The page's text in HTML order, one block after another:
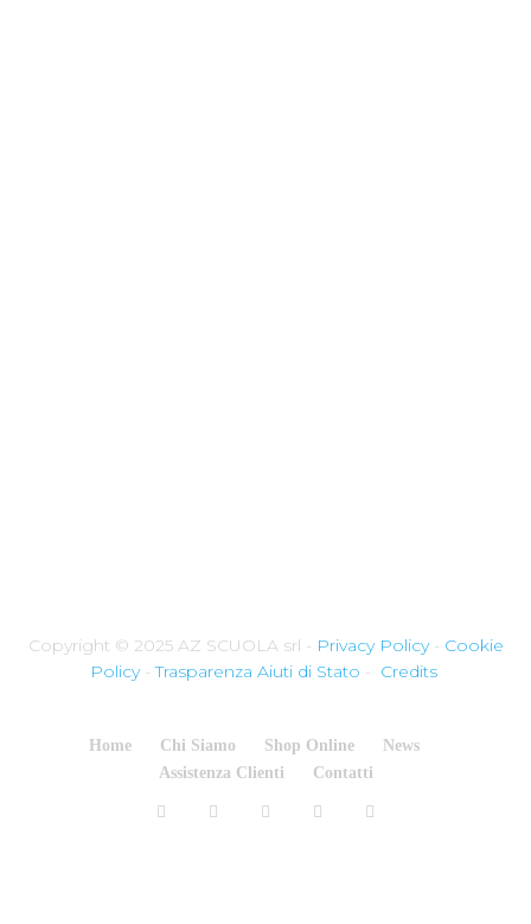
Copyright © 2025 AZ SCUOLA srl - Privacy Policy- Cookie
Policy-Trasparenza Aiuti di Stato - Credits
Home Chi Siamo Shop Online
News
Assistenza Clienti
Contatti